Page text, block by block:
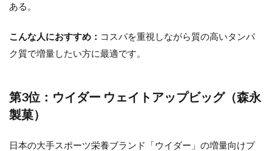
ある。
こんな人におすすめ： コスパを重視しながら質の高いタンパ
ク質で増量したい方に最適です。
第3位：ウイダー ウェイトアップビッグ（森永
製菓）
日本の大手スポーツ栄養ブランド「ウイダー」の増量向けプ